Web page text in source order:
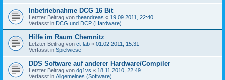
Inbetriebnahme DCG 16 Bit
Letzter Beitrag von theandreas « 19.09.2011, 22:40
Verfasst in DCG und DCP (Hardware)
Hilfe im Raum Chemnitz
Letzter Beitrag von ct-lab « 01.02.2011, 15:31
Verfasst in Spielwiese
DDS Software auf anderer Hardware/Compiler
Letzter Beitrag von dg1vs « 18.11.2010, 22:49
Verfasst in Allgemeines (Software)